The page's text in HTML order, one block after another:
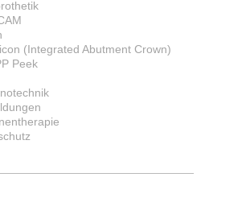
(Integrated Abutment Crown)
Peek